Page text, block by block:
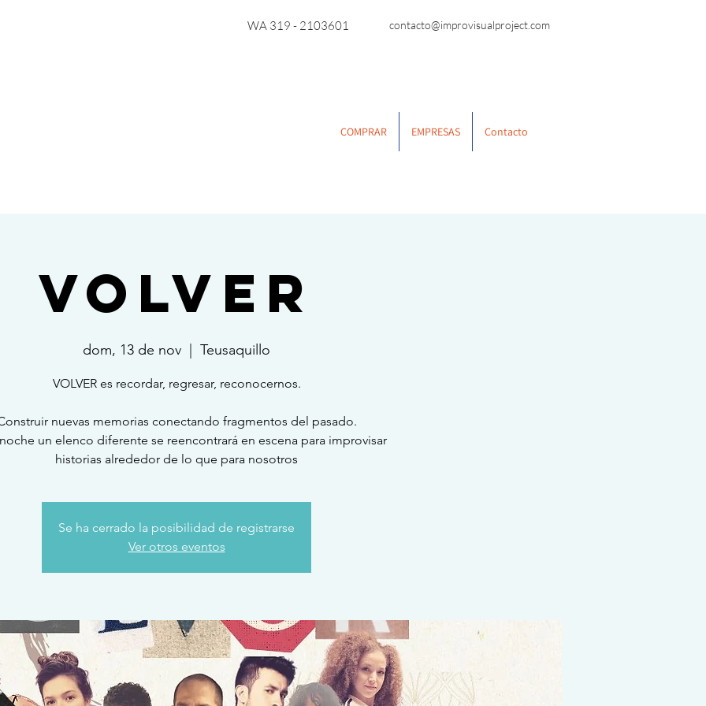
WA 319 - 2103601 contacto@improvisualproject.com
COMPRAR EMPRESAS Contacto
VOLVER
dom, 13 de nov Teusaquillo
VOLVER es recordar, regresar, reconocernos.
nuevas memorias conectando fragmentos del pasado.
un elenco diferente se reencontrará en escena para improvisar
Se ha cerrado la posibilidad de registrarse
Ver otros eventos